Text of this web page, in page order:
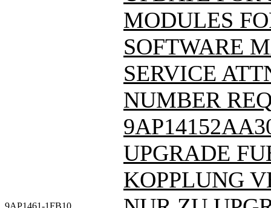
MODULES
SOFTWARE
SERVICE
NUMBER
9AP1461-1FB10
UPGRADE
KOPPLUNG